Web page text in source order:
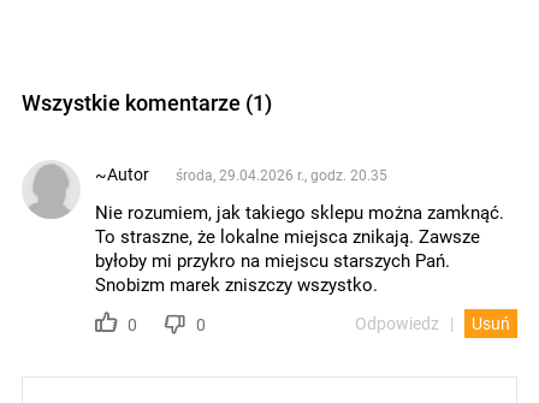
Wszystkie komentarze (1)
~Autor środa, 29.04.2026 r., godz. 20.35
Nie rozumiem, jak takiego sklepu można zamknąć.
To straszne, że lokalne miejsca znikają. Zawsze
byłoby mi przykro na miejscu starszych Pań.
Snobizm marek zniszczy wszystko.
0 0 Odpowiedz Usuń